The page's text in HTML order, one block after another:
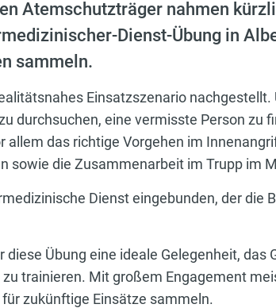
Atemschutzträger nahmen
Dienst-Übung in
sammeln.
Einsatzszenario
durchsuchen, eine vermisste Person zu
allem das richtige Vorgehen im
sowie die Zusammenarbeit im Trupp im
Dienst eingebunden, der die
Übung eine ideale Gelegenheit, das
trainieren. Mit großem Engagement
zukünftige Einsätze sammeln.